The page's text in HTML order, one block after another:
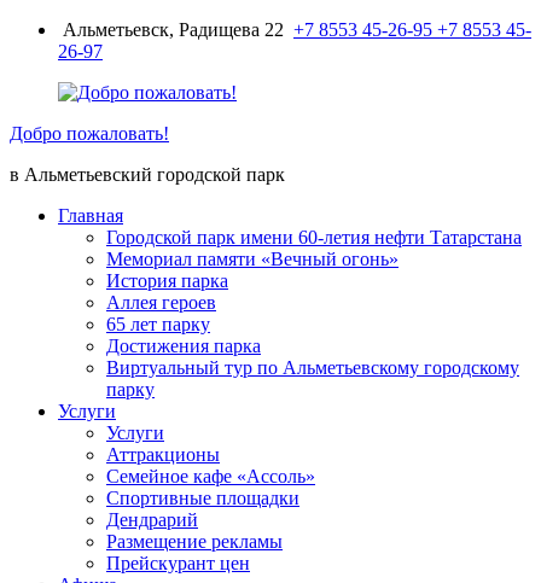
ПерейтиАльметьевск, Радищева 22 +7 8553 45-26-95 +7 8553 45-
26-97
Добро пожаловать!
в Альметьевский городской парк
Главная
Городской парк имени 60-летия нефти Татарстана
Мемориал памяти «Вечный огонь»
История парка
Аллея героев
65 лет парку
Достижения парка
Виртуальный тур по Альметьевскому городскому
парку
Услуги
Услуги
Аттракционы
Семейное кафе «Ассоль»
Спортивные площадки
Дендрарий
Размещение рекламы
Прейскурант цен